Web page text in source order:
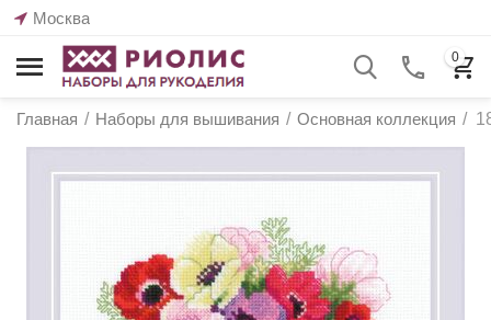
Москва
0
Главная / Наборы для вышивания / Основная коллекция /